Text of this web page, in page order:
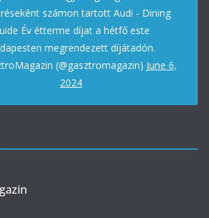
számon tartott Audi - Dining
Év étterme díjat a hétfő este
megrendezett díjátadón.
(@gasztromagazin) June 6,
2024